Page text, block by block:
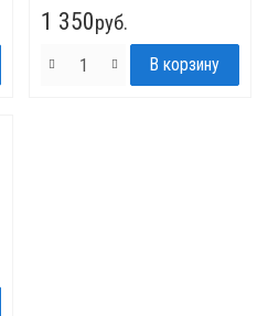
1 350руб.